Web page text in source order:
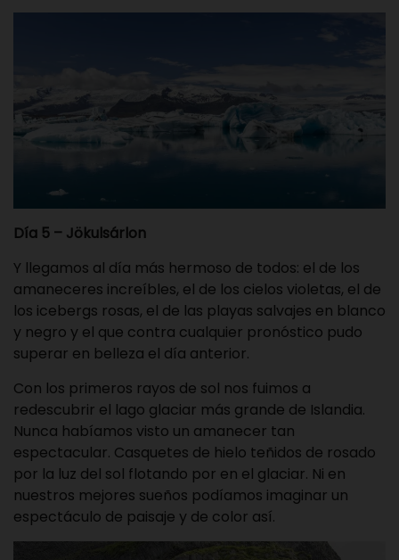
Día 5 – Jökulsárlon
Y llegamos al día más hermoso de todos: el de los
amaneceres increíbles, el de los cielos violetas, el de
los icebergs rosas, el de las playas salvajes en blanco
y negro y el que contra cualquier pronóstico pudo
superar en belleza el día anterior.
Con los primeros rayos de sol nos fuimos a
redescubrir el lago glaciar más grande de Islandia.
Nunca habíamos visto un amanecer tan
espectacular. Casquetes de hielo teñidos de rosado
por la luz del sol flotando por en el glaciar. Ni en
nuestros mejores sueños podíamos imaginar un
espectáculo de paisaje y de color así.